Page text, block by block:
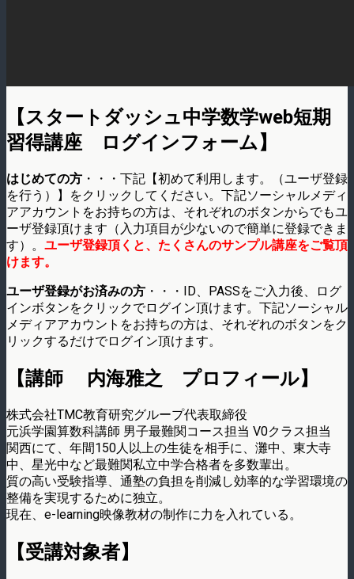
【スタートダッシュ中学数学web短期
習得講座 ログインフォーム】
はじめての方 ・・・下記【初めて利用します。（ユーザ登録
を行う）】をクリックしてください。下記ソーシャルメディ
アアカウントをお持ちの方は、それぞれのボタンからでもユ
ーザ登録頂けます（入力項目が少ないので簡単に登録できま
す）。 ユーザ登録頂くと、たくさんのサンプル講座をご覧頂
けます。
ユーザ登録がお済みの方 ・・・ID、PASSをご入力後、ログ
インボタンをクリックでログイン頂けます。下記ソーシャル
メディアアカウントをお持ちの方は、それぞれのボタンをク
リックするだけでログイン頂けます。
【講師 内海雅之 プロフィール】
株式会社TMC教育研究グループ代表取締役
元浜学園算数科講師 男子最難関コース担当 V0クラス担当
関西にて、年間150人以上の生徒を相手に、灘中、東大寺
中、星光中など最難関私立中学合格者を多数輩出。
質の高い受験指導、通塾の負担を削減し効率的な学習環境の
整備を実現するために独立。
現在、e-learning映像教材の制作に力を入れている。
【受講対象者】